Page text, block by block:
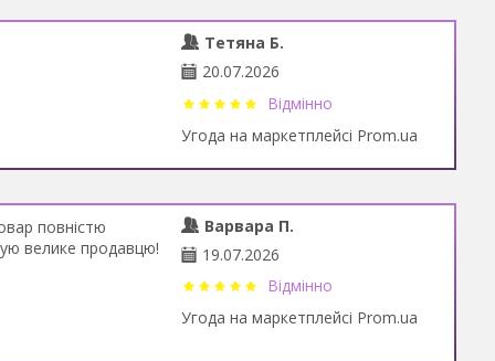
Тетяна Б.
20.07.2026
Відмінно
Угода на маркетплейсі Prom.ua
повністю
велике продавцю!
Варвара П.
19.07.2026
Відмінно
Угода на маркетплейсі Prom.ua